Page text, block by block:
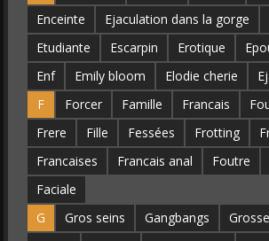
Enceinte
Ejaculation dans la gorge
Etudiante
Escarpin Erotique
Enf
Emily bloom Elodie cherie
F
Forcer Famille Francais
Frere
Fille Fessées Frotting
Francaises
Francais anal Foutre
Faciale
G
Gros seins Gangbangs